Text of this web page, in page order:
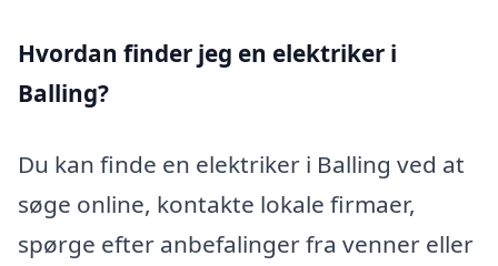
Hvordan finder jeg en elektriker i
Balling?
Du kan finde en elektriker i Balling ved at
søge online, kontakte lokale firmaer,
spørge efter anbefalinger fra venner eller